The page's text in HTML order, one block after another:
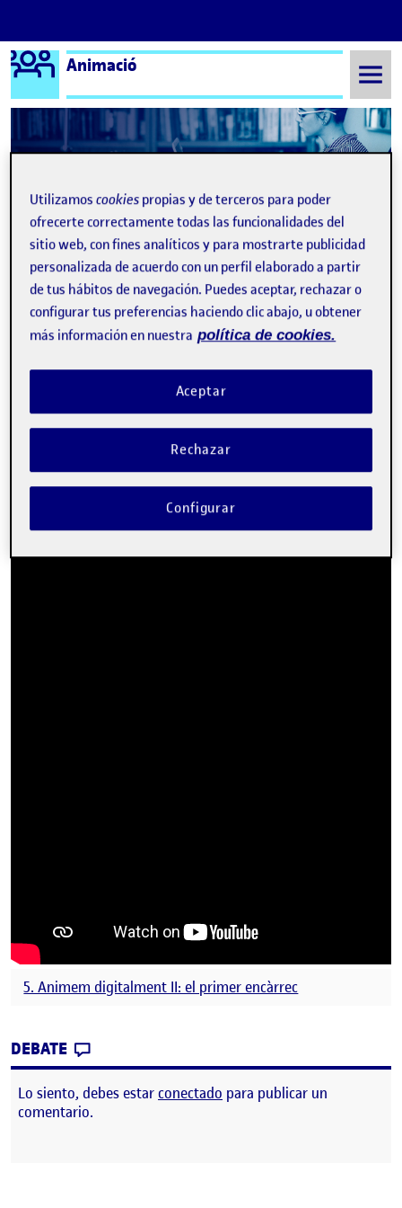
Saltar al contenido
Logo Ágora
Animació
Navegación de entradas
Anterior : PAC05 – Animem digitalment II: el primer
Siguiente
Publicado porAnimem digitalment II: el
Publicado por
Ruth Moreno Rangel
Visibilidad:
Pública-Fecha de publicación
13 Dic 202127 septiembre, 2023 10:41 am
-comentarioen Animem digitalment II: el primer
5. Animem digitalment II: el primer encàrrec
DEBATE
Lo siento, debes estarconectado para publicar un
comentario.
Utilizamoscookies propias y de terceros para poder
ofrecerte correctamente todas las funcionalidades del
sitio web, con fines analíticos y para mostrarte publicidad
personalizada de acuerdo con un perfil elaborado a partir
de tus hábitos de navegación. Puedes aceptar, rechazar o
configurar tus preferencias haciendo clic abajo, u obtener
más información en nuestra política de cookies.
Rechazar
Aceptar
Configurar